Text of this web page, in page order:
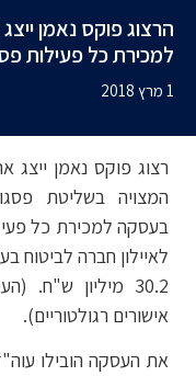
הרצוג פוקס נאמן
למכירת כל פעילות
1 מרץ 2018
רצוג פוקס נאמן
המצויה בשליטת
בעסקה למכירת כל
לאיילון חברה לביטוח
30.2 מיליון
אישורים רגולטוריים).
את העסקה הובילו